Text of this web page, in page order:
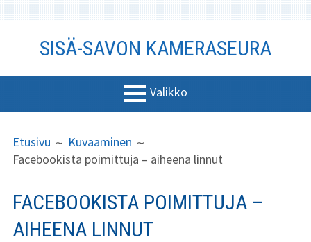
sisältöönSISÄ-SAVON KAMERASEURA
Valikko
VALIKKO
Johtokunta
Liity jäseneksi
Säännöt
Etusivu
Kuvaaminen
Facebookista poimittuja – aiheena linnut
FACEBOOKISTA POIMITTUJA –
AIHEENA LINNUT